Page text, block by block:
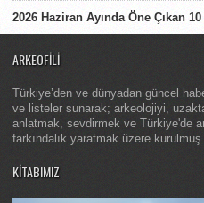
2026 Haziran Ayında Öne Çıkan
ARKEOFILI
Türkiye’den ve dünyadan güncel
ve listeler sunarak; arkeolojiyi,
anlatmak, sevdirmek ve Türkiye'de
farkındalık yaratmak üzere
KITABIMIZ